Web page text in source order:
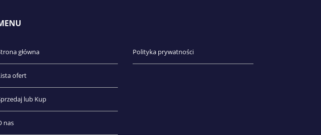
główna
ofert
lub Kup
nas
Polityka prywatności